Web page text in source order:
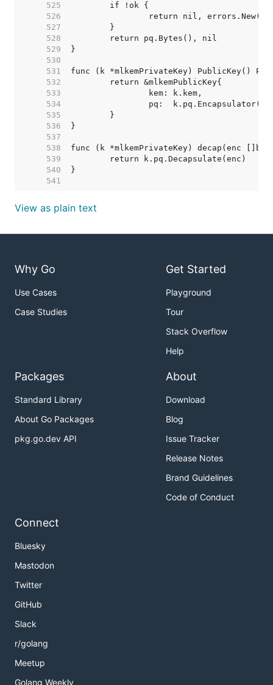
   525
   526
   527
   528
   529
   530
   531
   532
   533
   534
   535
   536
   537
   538
   539
   540
   541
View as plain text
Why Go
Use Cases
Case Studies
Get Started
Playground
Tour
Stack Overflow
Help
Packages
Standard Library
About Go Packages
pkg.go.dev API
About
Download
Blog
Issue Tracker
Release Notes
Brand Guidelines
Code of Conduct
Connect
Bluesky
Mastodon
Twitter
GitHub
Slack
r/golang
Meetup
Golang Weekly